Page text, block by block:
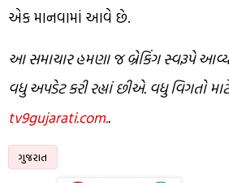
એક માનવામાં આવે છે.
આ સમાચાર હમણા જ બ્રેકિંગ સ્વરૂપે
વધુ અપડેટ કરી રહ્યાં છીએ. વધુ વિગતો
tv9gujarati.com..
ગુજરાત